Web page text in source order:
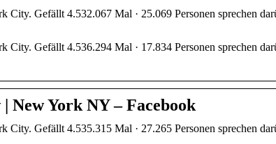
City. Gefällt 4.532.067 Mal · 25.069 Personen sprechen
City. Gefällt 4.536.294 Mal · 17.834 Personen sprechen
New York NY – Facebook
City. Gefällt 4.535.315 Mal · 27.265 Personen sprechen